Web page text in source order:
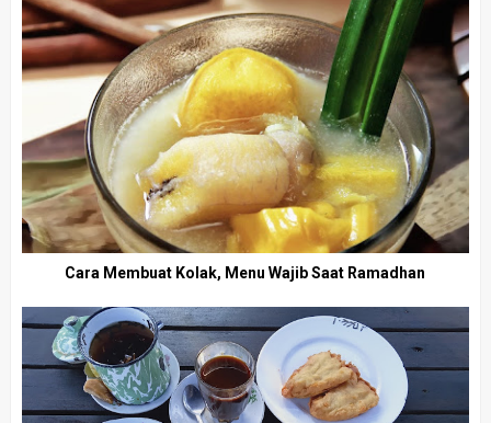
Cara Membuat Kolak, Menu Wajib Saat Ramadhan